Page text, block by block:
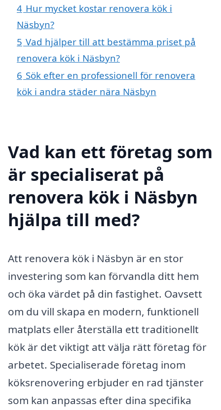
4 Hur mycket kostar renovera kök i
Näsbyn?
5 Vad hjälper till att bestämma priset på
renovera kök i Näsbyn?
6 Sök efter en professionell för renovera
kök i andra städer nära Näsbyn
Vad kan ett företag som
är specialiserat på
renovera kök i Näsbyn
hjälpa till med?
Att renovera kök i Näsbyn är en stor
investering som kan förvandla ditt hem
och öka värdet på din fastighet. Oavsett
om du vill skapa en modern, funktionell
matplats eller återställa ett traditionellt
kök är det viktigt att välja rätt företag för
arbetet. Specialiserade företag inom
köksrenovering erbjuder en rad tjänster
som kan anpassas efter dina specifika